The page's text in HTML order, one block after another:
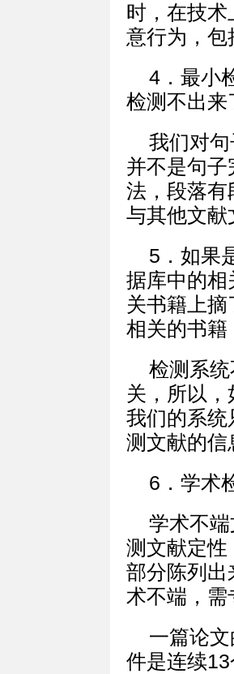
时，在技
意行为，包
4．最小
检测不出来
我们对
并不是句
法，段落有
与其他文献
5．如果
据库中的相
关书籍上
相关的书籍
检测系
关，所以
我们的系统
测文献的信
6．学术
学术不
测文献定性
部分陈列出
术不端，
一篇论
件是连续